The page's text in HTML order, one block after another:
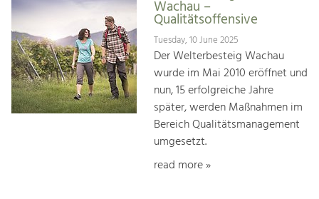
Wachau –
Qualitätsoffensive
Tuesday, 10 June 2025
Der Welterbesteig Wachau
wurde im Mai 2010 eröffnet und
nun, 15 erfolgreiche Jahre
später, werden Maßnahmen im
Bereich Qualitätsmanagement
umgesetzt.
read more »